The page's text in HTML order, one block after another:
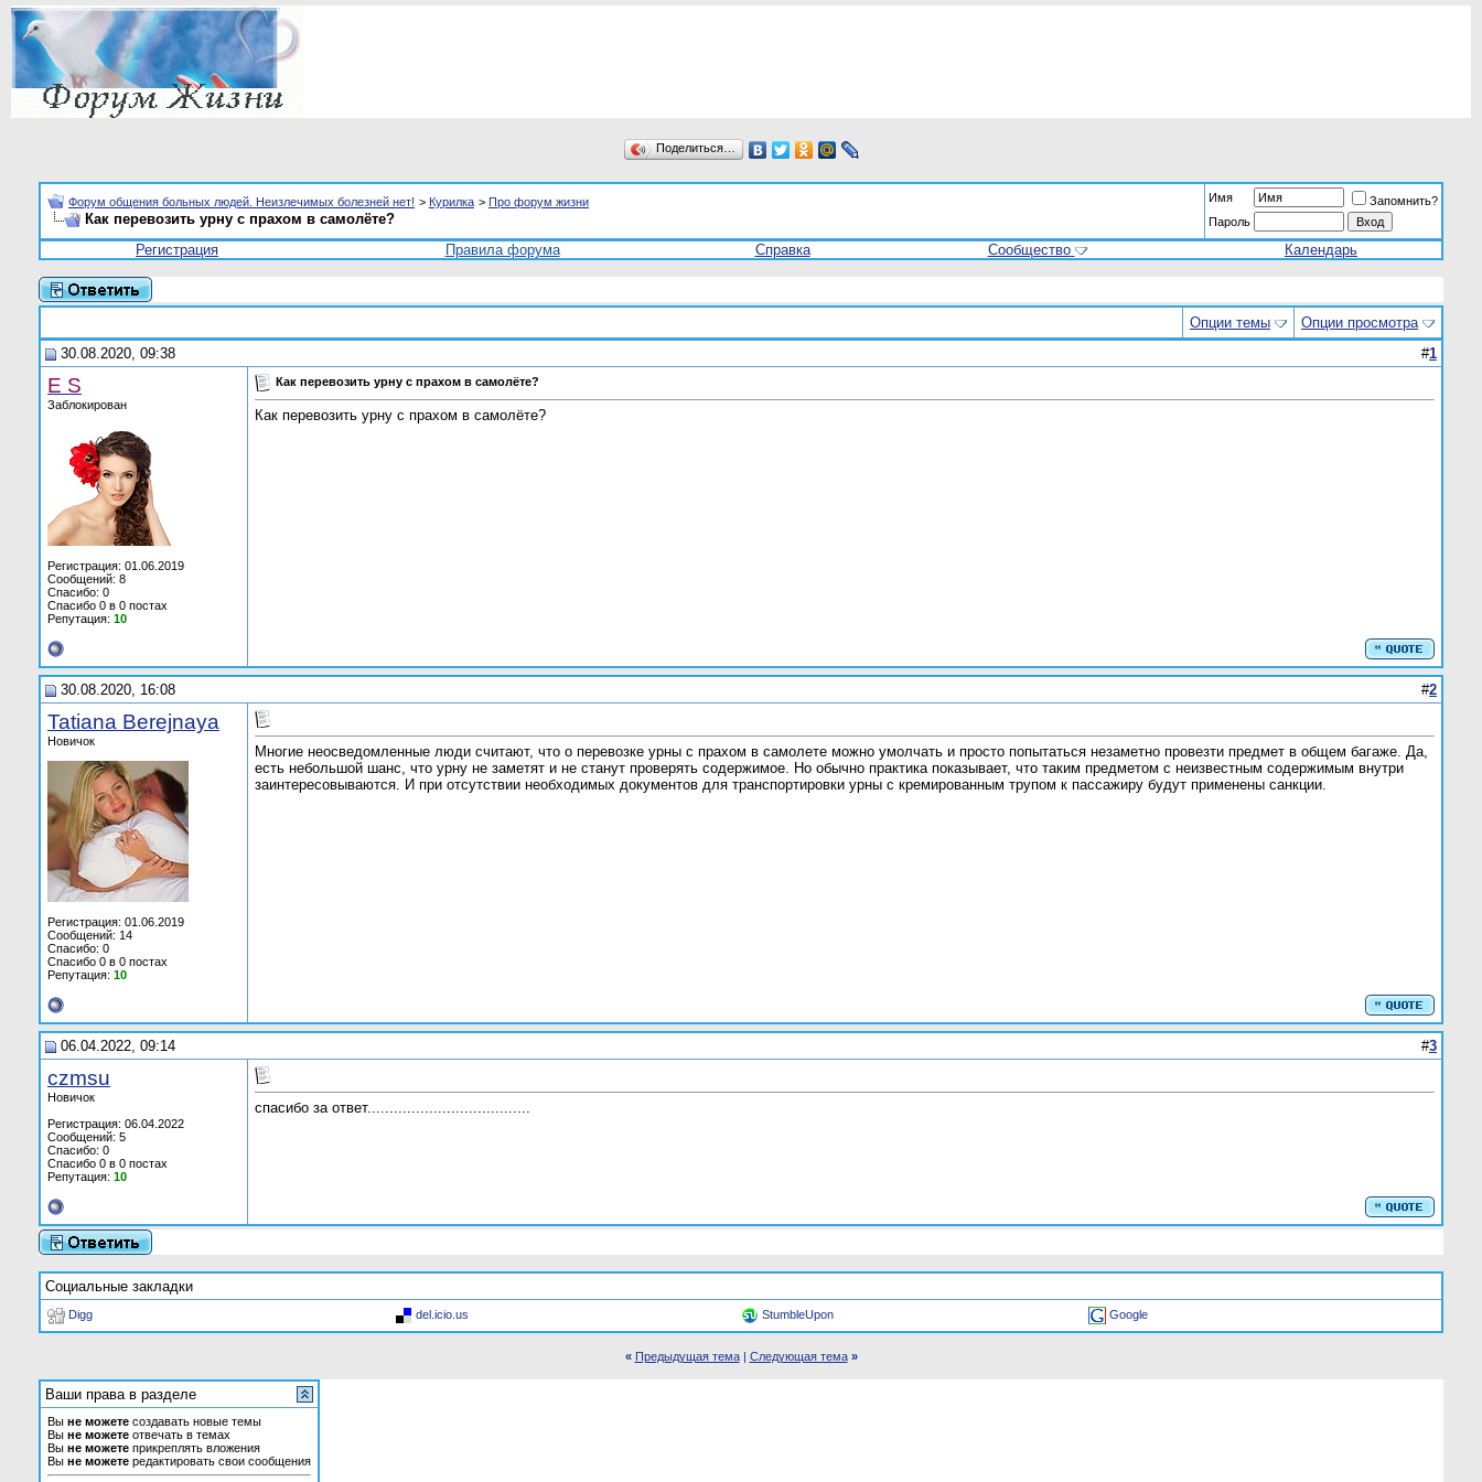
Поделиться…
Форум общения больных людей. Неизлечимых болезней нет! > Курилка > Про форум жизни
Как перевозить урну с прахом в самолёте?
Имя
Запомнить?
Пароль
Регистрация Правила форума Справка Сообщество Календарь
Опции темы
Опции просмотра
30.08.2020, 09:38
#1
E S
Заблокирован
Регистрация: 01.06.2019
Сообщений: 8
Спасибо: 0
Спасибо 0 в 0 постах
Репутация: 10
Как перевозить урну с прахом в самолёте?
Как перевозить урну с прахом в самолёте?
30.08.2020, 16:08 #2
Tatiana Berejnaya
Новичок
Регистрация: 01.06.2019
Сообщений: 14
Спасибо: 0
Спасибо 0 в 0 постах
Репутация: 10
Многие неосведомленные люди считают, что о перевозке урны с прахом в самолете можно умолчать и просто попытаться незаметно провезти предмет в общем багаже. Да,
есть небольшой шанс, что урну не заметят и не станут проверять содержимое. Но обычно практика показывает, что таким предметом с неизвестным содержимым внутри
заинтересовываются. И при отсутствии необходимых документов для транспортировки урны с кремированным трупом к пассажиру будут применены санкции.
06.04.2022, 09:14 #3
czmsu
Новичок
Регистрация: 06.04.2022
Сообщений: 5
Спасибо: 0
Спасибо 0 в 0 постах
Репутация: 10
спасибо за ответ.....................................
Социальные закладки
Digg del.icio.us StumbleUpon Google
« Предыдущая тема| Следующая тема »
Ваши права в разделе
Вы не можете создавать новые темы
Вы не можете отвечать в темах
Вы не можете прикреплять вложения
Вы не можете редактировать свои сообщения